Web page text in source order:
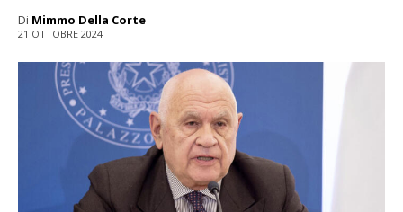
Di Mimmo Della Corte
21 OTTOBRE 2024